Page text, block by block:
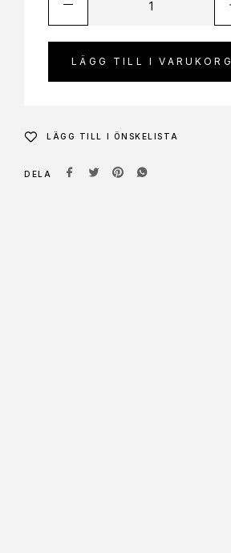
LÄGG TILL I VARUKORG
LÄGG TILL I ÖNSKELISTA
DELA